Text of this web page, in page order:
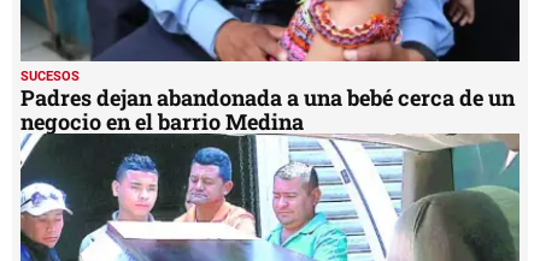
SUCESOS
Padres dejan abandonada a una bebé cerca de un
negocio en el barrio Medina